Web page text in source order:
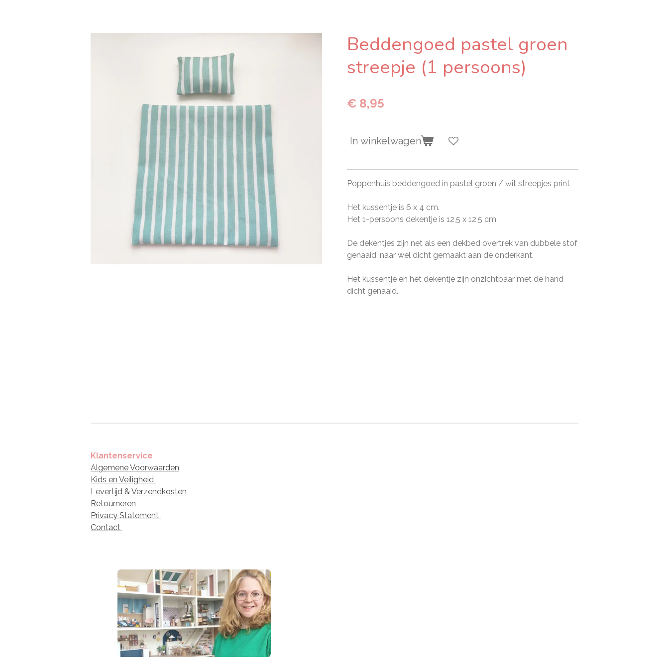
Beddengoed pastel groen
streepje (1 persoons)
€ 8,95
In winkelwagen
Poppenhuis beddengoed in pastel groen / wit streepjes print
Het kussentje is 6 x 4 cm.
Het 1-persoons dekentje is 12,5 x 12,5 cm
De dekentjes zijn net als een dekbed overtrek van dubbele stof
genaaid, naar wel dicht gemaakt aan de onderkant.
Het kussentje en het dekentje zijn onzichtbaar met de hand
dicht genaaid.
Klantenservice
Algemene Voorwaarden
Kids en Veiligheid
Levertijd & Verzendkosten
Retourneren
Privacy Statement
Contact